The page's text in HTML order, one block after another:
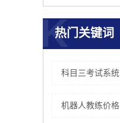
热门关键词
K
科目三考试系统
机器人教练价格